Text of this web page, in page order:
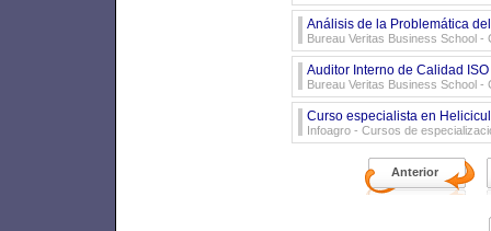
Análisis de la Problemática
Bureau Veritas Business School -
Auditor Interno de Calidad
Bureau Veritas Business School -
Curso especialista en
Infoagro - Cursos de
Anterior